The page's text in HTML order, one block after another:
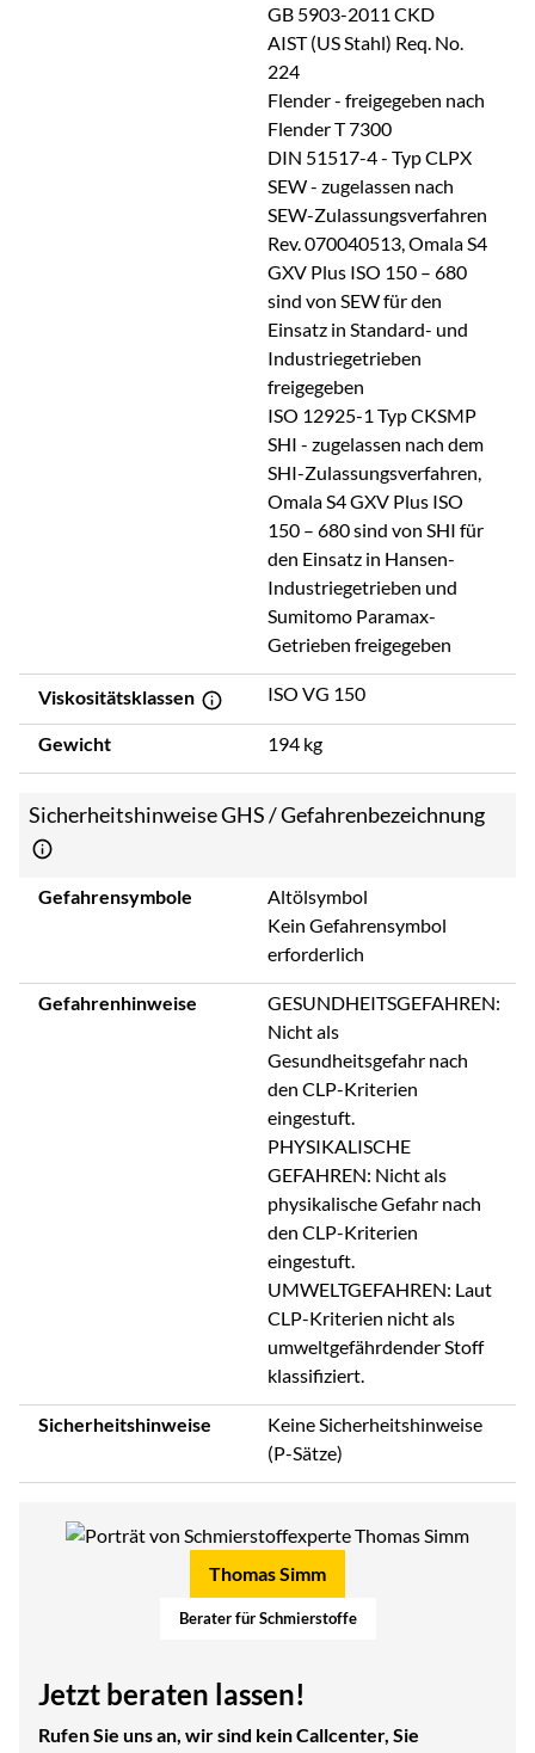
GB 5903-2011 CKD
AIST (US Stahl) Req. No.
224
Flender - freigegeben nach
Flender T 7300
DIN 51517-4 - Typ CLPX
SEW - zugelassen nach
SEW-Zulassungsverfahren
Rev. 070040513, Omala S4
GXV Plus ISO 150 – 680
sind von SEW für den
Einsatz in Standard- und
Industriegetrieben
freigegeben
ISO 12925-1 Typ CKSMP
SHI - zugelassen nach dem
SHI-Zulassungsverfahren,
Omala S4 GXV Plus ISO
150 – 680 sind von SHI für
den Einsatz in Hansen-
Industriegetrieben und
Sumitomo Paramax-
Getrieben freigegeben
Viskositätsklassen ISO VG 150
Gewicht 194 kg
Sicherheitshinweise GHS / Gefahrenbezeichnung
Gefahrensymbole
Altölsymbol
Kein Gefahrensymbol
erforderlich
Gefahrenhinweise
GESUNDHEITSGEFAHREN:
Nicht als
Gesundheitsgefahr nach
den CLP-Kriterien
eingestuft.
PHYSIKALISCHE
GEFAHREN: Nicht als
physikalische Gefahr nach
den CLP-Kriterien
eingestuft.
UMWELTGEFAHREN: Laut
CLP-Kriterien nicht als
umweltgefährdender Stoff
klassifiziert.
Sicherheitshinweise
Keine Sicherheitshinweise
(P-Sätze)
Thomas Simm
Berater für Schmierstoffe
Jetzt beraten lassen!
Rufen Sie uns an, wir sind kein Callcenter, Sie